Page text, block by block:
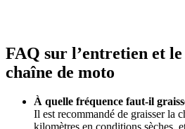
FAQ sur l’entretien et le
chaîne de moto
À quelle fréquence faut-il
Il est recommandé de graisser la